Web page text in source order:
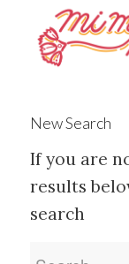
New Search
If you are
results
search